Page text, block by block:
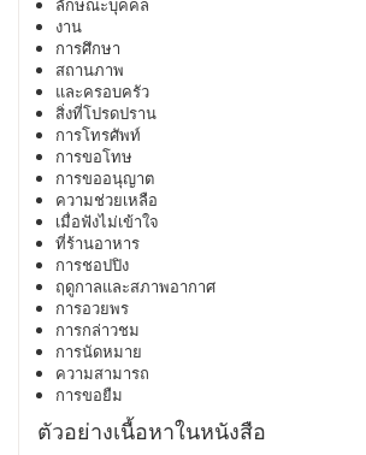
ลักษณะบุคคล
งาน
การศึกษา
สถานภาพ
และครอบครัว
สิ่งที่โปรดปราน
การโทรศัพท์
การขอโทษ
การขออนุญาต
ความช่วยเหลือ
เมื่อฟังไม่เข้าใจ
ที่ร้านอาหาร
การชอปปิง
ฤดูกาลและสภาพอากาศ
การอวยพร
การกล่าวชม
การนัดหมาย
ความสามารถ
การขอยืม
ตัวอย่างเนื้อหาในหนังสือ